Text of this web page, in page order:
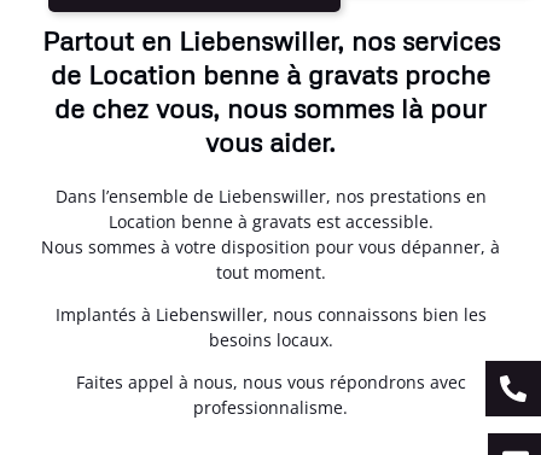
Partout en Liebenswiller, nos services
de Location benne à gravats proche
de chez vous, nous sommes là pour
vous aider.
Dans l’ensemble de Liebenswiller, nos prestations en
Location benne à gravats est accessible.
Nous sommes à votre disposition pour vous dépanner, à
tout moment.
Implantés à Liebenswiller, nous connaissons bien les
besoins locaux.
Faites appel à nous, nous vous répondrons avec
professionnalisme.